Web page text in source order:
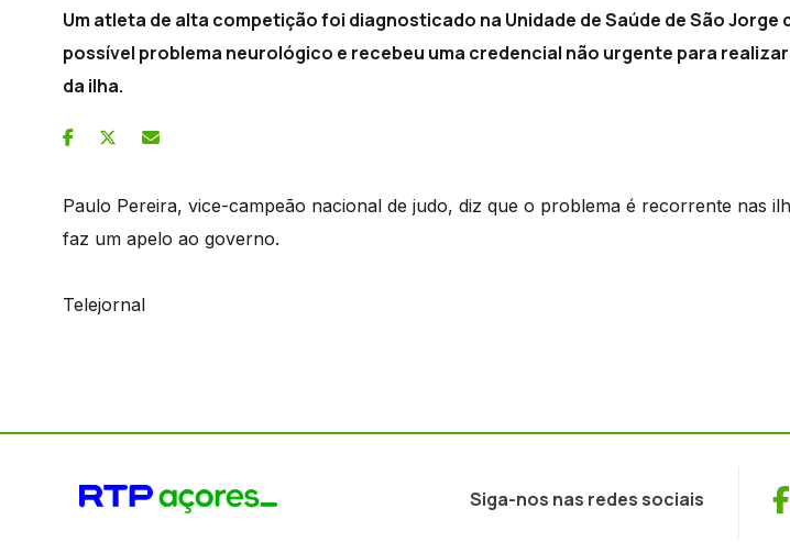
Um atleta de alta competição foi diagnosticado na Unidade de Saúde de São Jorge
possível problema neurológico e recebeu uma credencial não urgente para
da ilha.
Paulo Pereira, vice-campeão nacional de judo, diz que o problema é recorrente nas
faz um apelo ao governo.
Telejornal
Siga-nos nas redes sociais